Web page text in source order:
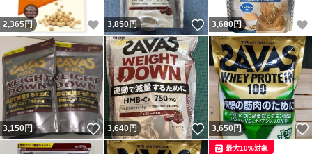
2,365円 いいね！
3,850円 いいね！
3,680円
3,150円 いいね！
3,640円 いいね！
3,650円
最大10%対象